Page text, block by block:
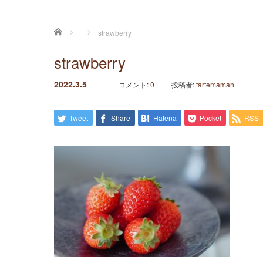
ホーム strawberry
strawberry
2022.3.5 コメント:0 投稿者:tartemaman
Tweet Share Hatena Pocket RSS